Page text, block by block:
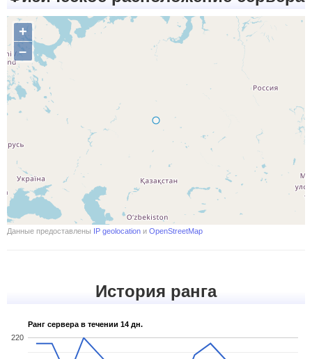
+
–
Данные предоставлены IP geolocation и OpenStreetMap
История ранга
Ранг сервера в течении 14 дн.
220